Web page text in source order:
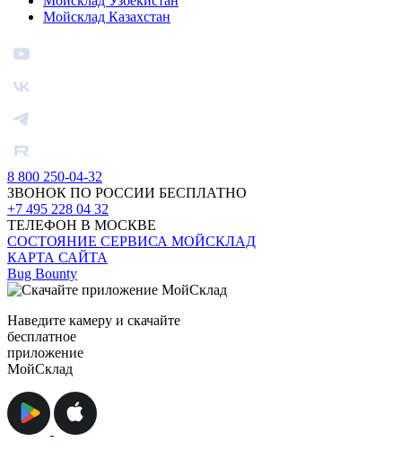
Мойсклад Казахстан
8 800 250-04-32
ЗВОНОК ПО РОССИИ БЕСПЛАТНО
+7 495 228 04 32
ТЕЛЕФОН В МОСКВЕ
СОСТОЯНИЕ СЕРВИСА МОЙСКЛАД
КАРТА САЙТА
Bug Bounty
Наведите камеру и скачайте
бесплатное
приложение
МойСклад